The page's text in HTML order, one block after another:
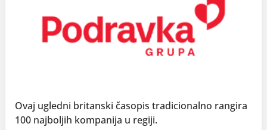
Ovaj ugledni britanski časopis tradicionalno rangira
100 najboljih kompanija u regiji.